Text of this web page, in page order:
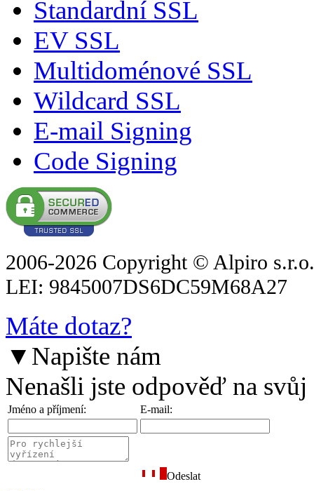
Standardní SSL
EV SSL
Multidoménové SSL
Wildcard SSL
E-mail Signing
Code Signing
2006-2026 Copyright © Alpiro
LEI: 9845007DS6DC59M68A27
Máte dotaz?
▼ Napište nám
Nenašli jste odpověď na
Jméno a příjmení: E-mail:
Odeslat